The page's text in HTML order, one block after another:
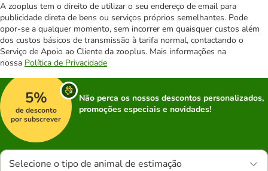
A zooplus tem o direito de utilizar o seu endereço de email para
publicidade direta de bens ou serviços próprios semelhantes. Pode
opor-se a qualquer momento, sem incorrer em quaisquer custos além
dos custos básicos de transmissão à tarifa normal, contactando o
Serviço de Apoio ao Cliente da zooplus. Mais informações na
nossa Política de Privacidade
5%
de desconto
por subscrever
Não perca os nossos descontos personalizados,
promoções especiais e novidades!
Selecione o tipo de animal de estimação